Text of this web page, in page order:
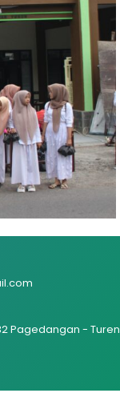
Pagedangan - Turen